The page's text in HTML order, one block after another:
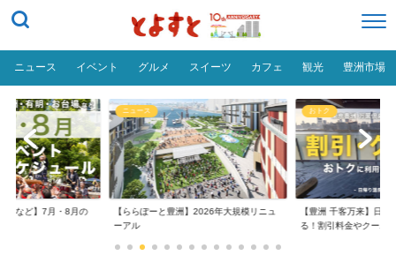
ニュース イベント グルメ スイーツ カフェ 観光 豊洲市場
ニュース
【ららぽーと豊洲】2026年大規模リニュ
おトク
【豊洲 千客万来】日帰り温泉は空いて
る！割引料金やクーポ...